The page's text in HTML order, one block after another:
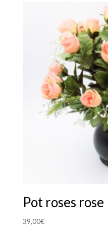
Pot roses rose
39,00€